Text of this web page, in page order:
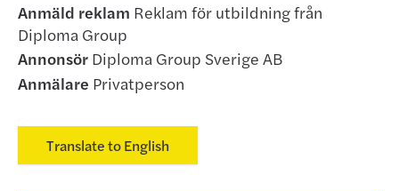
Anmäld reklam Reklam för utbildning från
Diploma Group
Annonsör Diploma Group Sverige AB
Anmälare Privatperson
Translate to English